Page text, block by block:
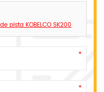
pista KOBELCO SK200